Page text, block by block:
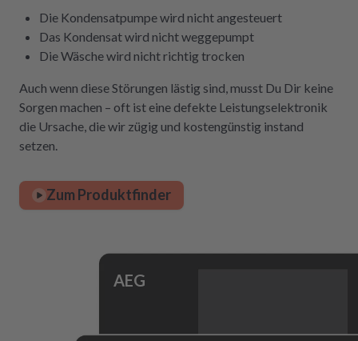
Die Kondensatpumpe wird nicht angesteuert
Das Kondensat wird nicht weggepumpt
Die Wäsche wird nicht richtig trocken
Auch wenn diese Störungen lästig sind, musst Du Dir keine
Sorgen machen – oft ist eine defekte Leistungselektronik
die Ursache, die wir zügig und kostengünstig instand
setzen.
Zum Produktfinder
AEG